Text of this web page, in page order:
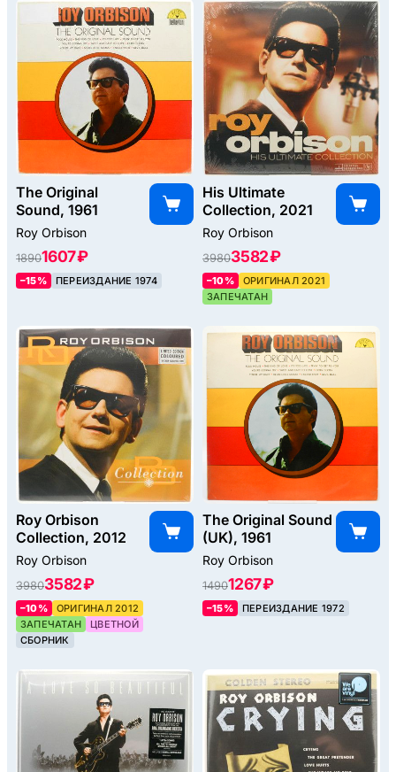
The Original
Sound, 1961
Roy Orbison
18901607 ₽
–15% ПЕРЕИЗДАНИЕ 1974
His Ultimate
Collection, 2021
Roy Orbison
39803582 ₽
–10%
ОРИГИНАЛ 2021
ЗАПЕЧАТАН
Roy Orbison
Collection, 2012
Roy Orbison
39803582 ₽
–10%
ОРИГИНАЛ 2012
ЗАПЕЧАТАН
ЦВЕТНОЙ
СБОРНИК
The Original Sound
(UK), 1961
Roy Orbison
14901267 ₽
–15% ПЕРЕИЗДАНИЕ 1972